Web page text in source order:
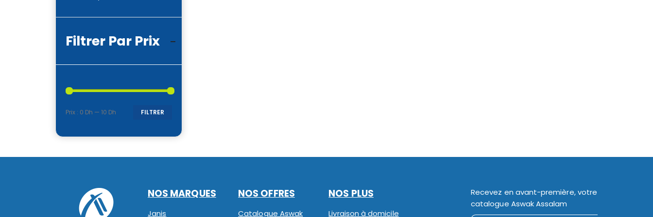
Filtrer Par Prix
FILTRER
Prix : 0 Dh — 10 Dh
NOS MARQUES
Janis
NOS OFFRES
Catalogue Aswak
NOS PLUS
Livraison à domicile
Recevez en avant-première, votre
catalogue Aswak Assalam